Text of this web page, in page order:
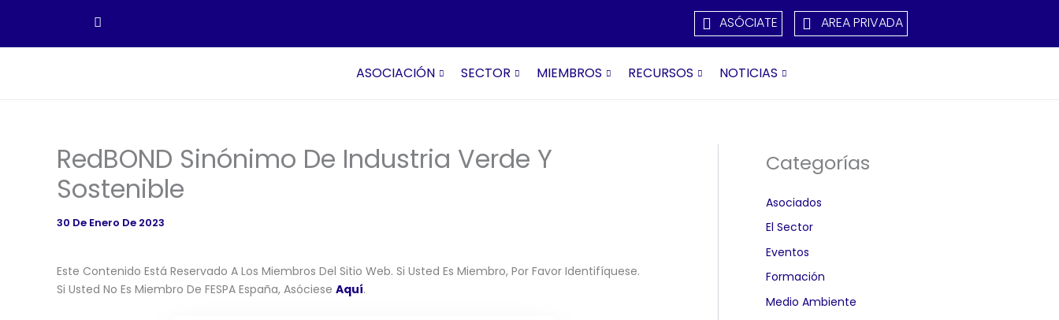
Contenido
ASÓCIATE AREA PRIVADA
ASOCIACIÓN SECTOR MIEMBROS RECURSOS NOTICIAS
RedBOND Sinónimo De Industria Verde Y
Sostenible
30 De Enero De 2023
Este Contenido Está Reservado A Los Miembros Del Sitio Web. Si Usted Es Miembro, Por Favor Identifíquese.
Si Usted No Es Miembro De FESPA España, Asóciese Aquí.
Categorías
Asociados
El Sector
Eventos
Formación
Medio Ambiente